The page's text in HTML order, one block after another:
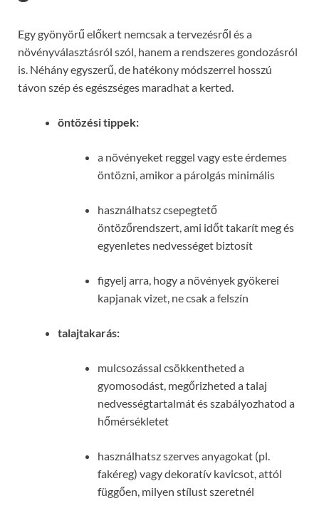
Egy gyönyörű előkert nemcsak a tervezésről és a
növényválasztásról szól, hanem a rendszeres gondozásról
is. Néhány egyszerű, de hatékony módszerrel hosszú
távon szép és egészséges maradhat a kerted.
öntözési tippek:
a növényeket reggel vagy este érdemes
öntözni, amikor a párolgás minimális
használhatsz csepegtető
öntözőrendszert, ami időt takarít meg és
egyenletes nedvességet biztosít
figyelj arra, hogy a növények gyökerei
kapjanak vizet, ne csak a felszín
talajtakarás:
mulcsozással csökkentheted a
gyomosodást, megőrizheted a talaj
nedvességtartalmát és szabályozhatod a
hőmérsékletet
használhatsz szerves anyagokat (pl.
fakéreg) vagy dekoratív kavicsot, attól
függően, milyen stílust szeretnél